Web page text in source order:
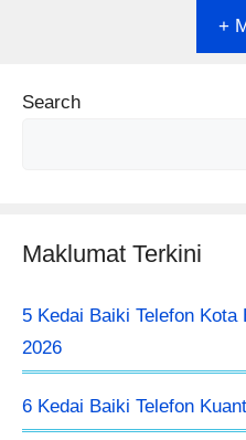
+
Search
Maklumat Terkini
5 Kedai Baiki Telefon
2026
6 Kedai Baiki Telefon